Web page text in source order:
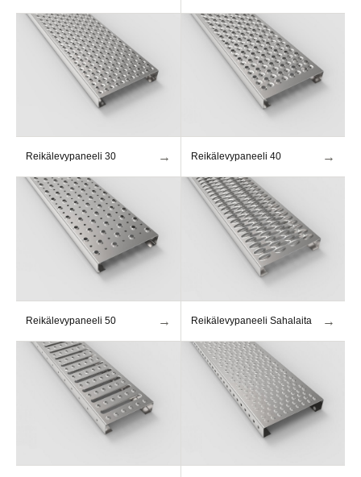
Reikälevypaneeli 30 → Reikälevypaneeli 40 →
Reikälevypaneeli 50 → Reikälevypaneeli Sahalaita →